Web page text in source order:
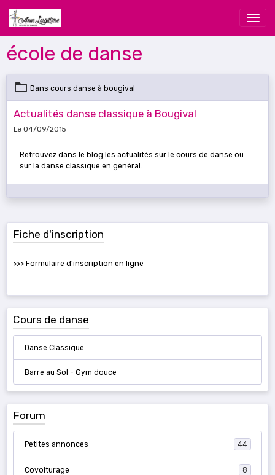
école de danse
Dans cours danse à bougival
Actualités danse classique à Bougival
Le 04/09/2015
Retrouvez dans le blog les actualités sur le cours de danse ou
sur la danse classique en général.
Fiche d'inscription
>>> Formulaire d'inscription en ligne
Cours de danse
Danse Classique
Barre au Sol - Gym douce
Forum
Petites annonces 44
Covoiturage 8